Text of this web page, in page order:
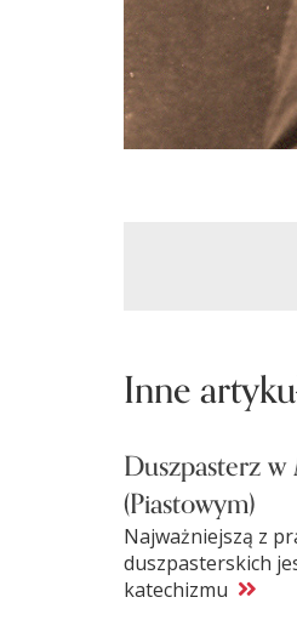
Inne
Duszpasterz
(Piastowym)
Najważniejszą z
duszpasterskich
katechizmu